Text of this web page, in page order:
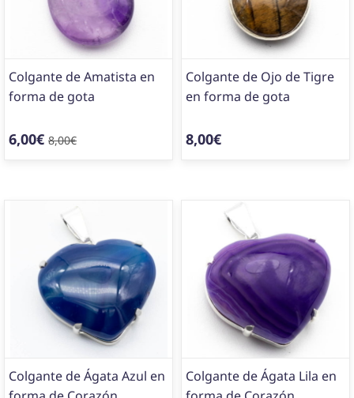
Colgante de Amatista en
forma de gota
6,00€ 8,00€
Colgante de Ojo de Tigre
en forma de gota
8,00€
Colgante de Ágata Azul en
Colgante de Ágata Lila en